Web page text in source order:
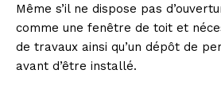
Même s’il ne dispose pas
comme une fenêtre de toit et
de travaux ainsi qu’un dépôt de
avant d’être installé.